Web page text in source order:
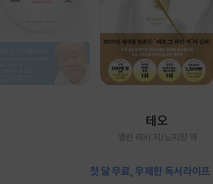
테오
앨런 레비 저/노지양 역
첫 달 무료, 무제한 독서라이프